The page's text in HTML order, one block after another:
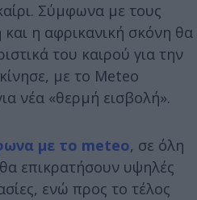
Σύμφωνα με τους
η αφρικανική σκόνη θα
του καιρού για την
με το Meteo
νέα «θερμή εισβολή».
με το meteo, σε όλη
επικρατήσουν υψηλές
ενώ προς το τέλος